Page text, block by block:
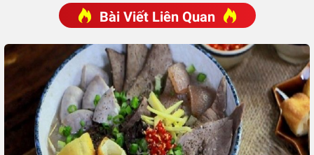
Bài Viết Liên Quan